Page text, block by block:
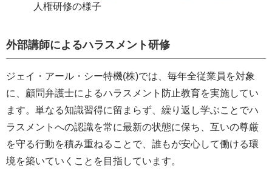
人権研修の様子
外部講師によるハラスメント研修
ジェイ・アール・シー特機(株)では、毎年全従業員を対象
に、顧問弁護士によるハラスメント防止教育を実施してい
ます。単なる知識習得に留まらず、繰り返し学ぶことでハ
ラスメントへの認識を常に最新の状態に保ち、互いの尊厳
を守る行動を積み重ねることで、誰もが安心して働ける環
境を築いていくことを目指しています。